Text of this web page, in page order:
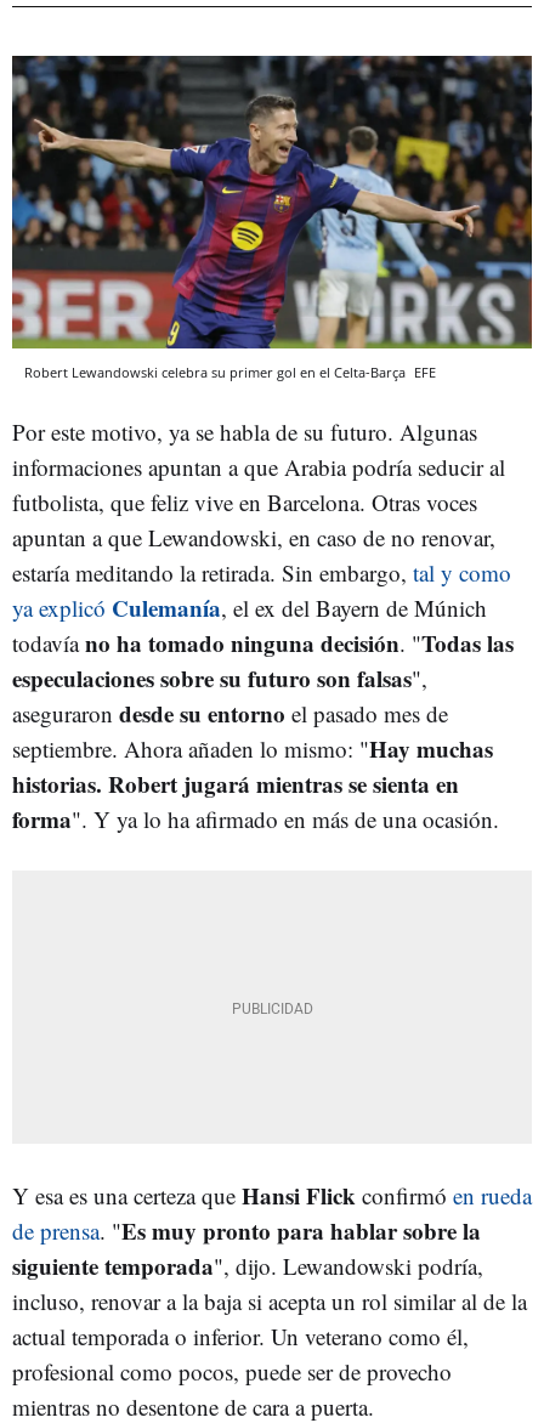
Robert Lewandowski celebra su primer gol en el Celta-Barça EFE
Por este motivo, ya se habla de su futuro. Algunas
informaciones apuntan a que Arabia podría seducir al
futbolista, que feliz vive en Barcelona. Otras voces
apuntan a que Lewandowski, en caso de no renovar,
estaría meditando la retirada. Sin embargo, tal y como
ya explicó Culemanía, el ex del Bayern de Múnich
todavíano ha tomado ninguna decisión. "Todas las
especulaciones sobre su futuro son falsas",
aseguraron desde su entorno el pasado mes de
septiembre. Ahora añaden lo mismo: "Hay muchas
historias. Robert jugará mientras se sienta en
forma". Y ya lo ha afirmado en más de una ocasión.
Y esa es una certeza que Hansi Flick confirmó en rueda
de prensa. "Es muy pronto para hablar sobre la
siguiente temporada", dijo. Lewandowski podría,
incluso, renovar a la baja si acepta un rol similar al de la
actual temporada o inferior. Un veterano como él,
profesional como pocos, puede ser de provecho
mientras no desentone de cara a puerta.